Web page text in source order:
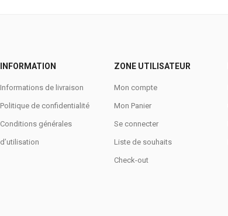
INFORMATION
Informations de livraison
Politique de confidentialité
Conditions générales
d’utilisation
ZONE UTILISATEUR
Mon compte
Mon Panier
Se connecter
Liste de souhaits
Check-out